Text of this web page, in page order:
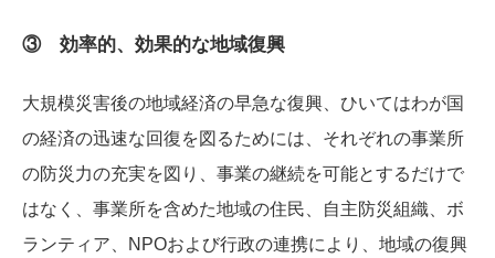
③ 効率的、効果的な地域復興
大規模災害後の地域経済の早急な復興、ひいてはわが国
の経済の迅速な回復を図るためには、それぞれの事業所
の防災力の充実を図り、事業の継続を可能とするだけで
はなく、事業所を含めた地域の住民、自主防災組織、ボ
ランティア、NPOおよび行政の連携により、地域の復興